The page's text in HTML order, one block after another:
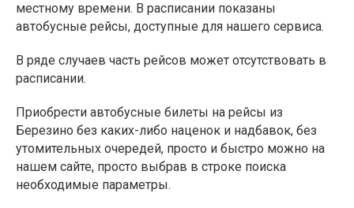
местному времени. В расписании показаны
автобусные рейсы, доступные для нашего сервиса.
В ряде случаев часть рейсов может отсутствовать в
расписании.
Приобрести автобусные билеты на рейсы из
Березино без каких-либо наценок и надбавок, без
утомительных очередей, просто и быстро можно на
нашем сайте, просто выбрав в строке поиска
необходимые параметры.